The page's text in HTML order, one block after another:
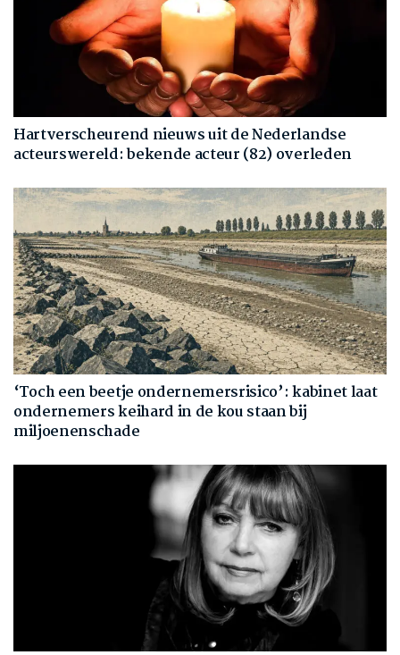
Hartverscheurend nieuws uit de Nederlandse
acteurswereld: bekende acteur (82) overleden
‘Toch een beetje ondernemersrisico’: kabinet laat
ondernemers keihard in de kou staan bij
miljoenenschade